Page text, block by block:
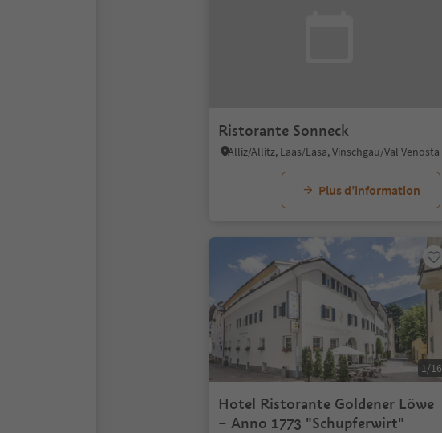
Ristorante Sonneck
Alliz/Allitz, Laas/Lasa, Vinschgau/Val Venosta
Plus d’information
1/16
Hotel Ristorante Goldener Löwe
– Anno 1773 "Schupferwirt"